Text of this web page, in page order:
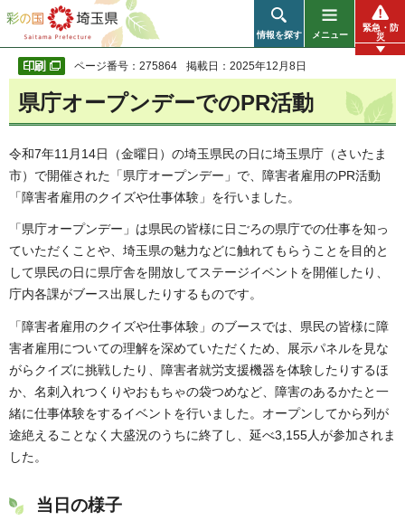
彩の国 埼玉県
情報を探す メニュー
緊急・防
災
ページ番号：275864 掲載日：2025年12月8日
県庁オープンデーでのPR活動
令和7年11月14日（金曜日）の埼玉県民の日に埼玉県庁（さいたま
市）で開催された「県庁オープンデー」で、障害者雇用のPR活動
「障害者雇用のクイズや仕事体験」を行いました。
「県庁オープンデー」は県民の皆様に日ごろの県庁での仕事を知っ
ていただくことや、埼玉県の魅力などに触れてもらうことを目的と
して県民の日に県庁舎を開放してステージイベントを開催したり、
庁内各課がブース出展したりするものです。
「障害者雇用のクイズや仕事体験」のブースでは、県民の皆様に障
害者雇用についての理解を深めていただくため、展示パネルを見な
がらクイズに挑戦したり、障害者就労支援機器を体験したりするほ
か、名刺入れつくりやおもちゃの袋つめなど、障害のあるかたと一
緒に仕事体験をするイベントを行いました。オープンしてから列が
途絶えることなく大盛況のうちに終了し、延べ3,155人が参加されま
した。
当日の様子